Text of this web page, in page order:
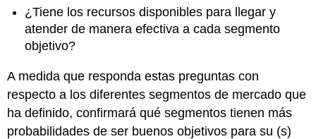
¿Tiene los recursos disponibles para llegar y
atender de manera efectiva a cada segmento
objetivo?
A medida que responda estas preguntas con
respecto a los diferentes segmentos de mercado que
ha definido, confirmará qué segmentos tienen más
probabilidades de ser buenos objetivos para su (s)